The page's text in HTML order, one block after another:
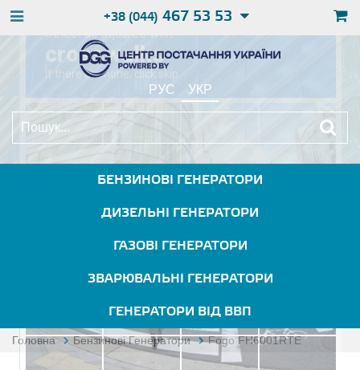
+38 (044) 467 53 53
РУС УКР
БЕНЗИНОВІ ГЕНЕРАТОРИ
ДИЗЕЛЬНІ ГЕНЕРАТОРИ
ГАЗОВІ ГЕНЕРАТОРИ
ЗВАРЮВАЛЬНІ ГЕНЕРАТОРИ
ГЕНЕРАТОРИ ВІД ВВП
Головна Бензинові Генератори Fogo FH6001RTE